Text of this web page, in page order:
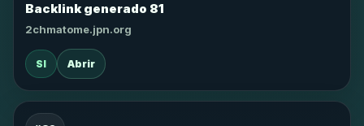
Backlink generado 81
2chmatome.jpn.org
SI Abrir